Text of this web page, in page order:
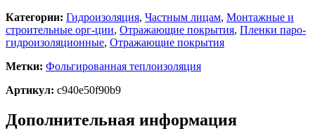
Категории: Гидроизоляция, Частным лицам, Монтажные и
строительные орг-ции, Отражающие покрытия, Пленки паро-
гидроизоляционные, Отражающие покрытия
Метки: Фольгированная теплоизоляция
Артикул: c940e50f90b9
Дополнительная информация